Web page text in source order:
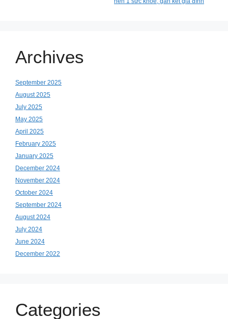
Archives
September 2025
August 2025
July 2025
May 2025
April 2025
February 2025
January 2025
December 2024
November 2024
October 2024
September 2024
August 2024
July 2024
June 2024
December 2022
Categories